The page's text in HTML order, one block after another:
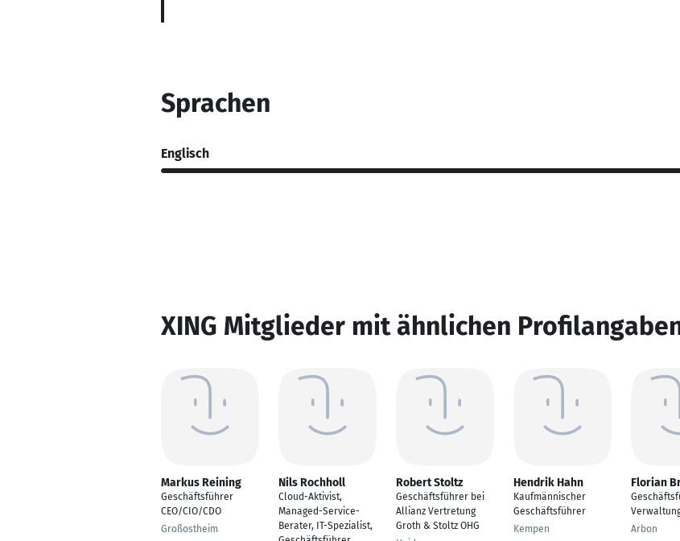
Sprachen
Englisch
XING Mitglieder mit ähnlichen
Markus Reining
Geschäftsführer
CEO/CIO/CDO
Großostheim
Nils Rochholl
Cloud-Aktivist,
Managed-Service-
Berater, IT-Spezialist,
Robert Stoltz
Geschäftsführer bei
Allianz Vertretung
Groth & Stoltz OHG
Hendrik Hahn
Kaufmännischer
Geschäftsführer
Kempen
Florian
Arbon